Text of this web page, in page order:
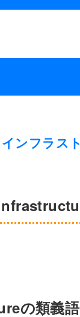
インフラス
の類義語